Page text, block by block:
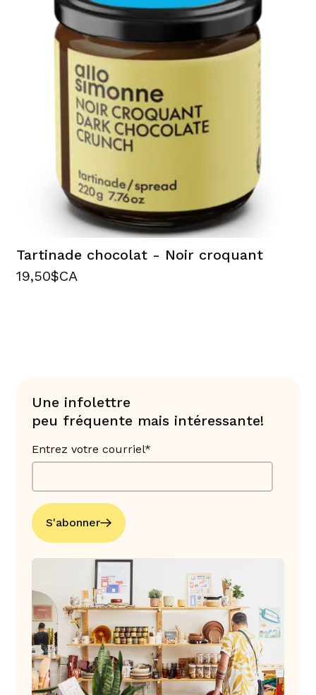
Tartinade chocolat - Noir croquant
19,50$CA
Une infolettre
peu fréquente mais intéressante!
Entrez votre courriel*
S'abonner